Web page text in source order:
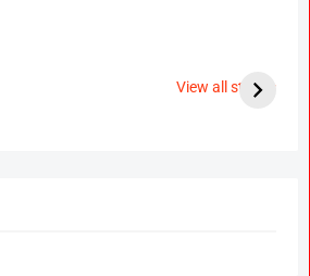
View all stories